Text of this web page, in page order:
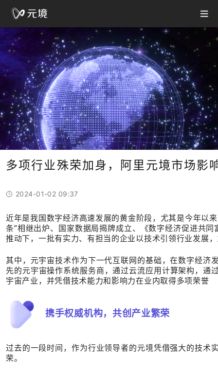
多项行业殊荣加身，阿里元境市场影
2024-01-02 09:37
近年是我国数字经济高速发展的黄金阶段，尤其是今年以
条”相继出炉、国家数据局揭牌成立、《数字经济促进共
推动下，一批有实力、有担当的企业以技术引领行业发展
其中，元宇宙技术作为下一代互联网的基础，在数字经济
先的元宇宙操作系统服务商，通过云流应用计算架构，通
宇宙产业，并凭借技术能力和影响力在业内取得多项荣誉
携手权威机构，共创产业繁荣
过去的一段时间，作为行业领导者的元境凭借强大的技术
荣。